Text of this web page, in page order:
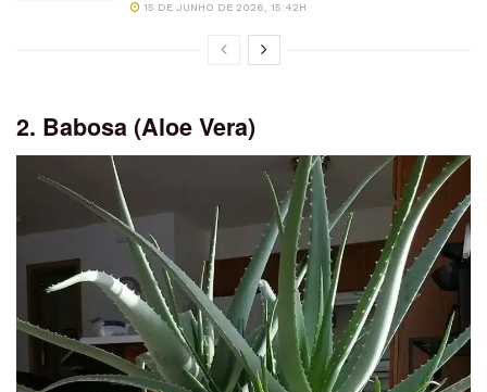
15 DE JUNHO DE 2026, 15:42H
2. Babosa (Aloe Vera)